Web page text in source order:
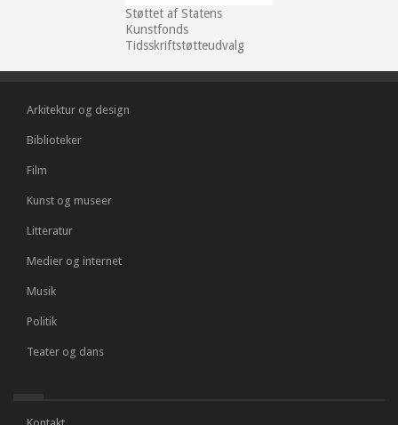
Støttet af Statens
Kunstfonds
Tidsskriftstøtteudvalg
Arkitektur og design
Biblioteker
Film
Kunst og museer
Litteratur
Medier og internet
Musik
Politik
Teater og dans